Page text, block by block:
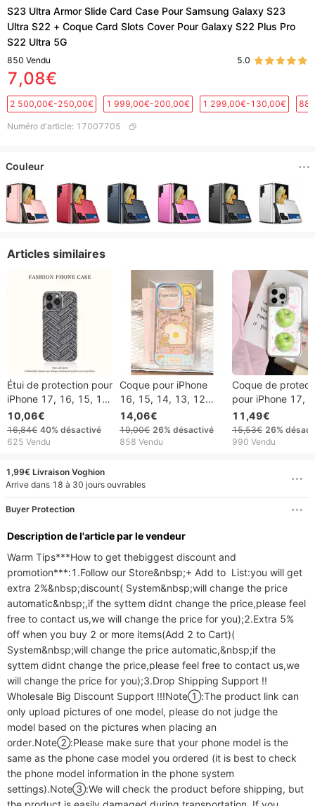
S23 Ultra Armor Slide Card Case Pour Samsung Galaxy S23
Ultra S22 + Coque Card Slots Cover Pour Galaxy S22 Plus Pro
S22 Ultra 5G
850 Vendu 5.0
7,08€
2 500,00€-250,00€ 1 999,00€-200,00€ 1 299,00€-130,00€
Numéro d'article: 17007705
Couleur
Articles similaires
Étui de protection pour
iPhone 17, 16, 15, 14,
13, 12, 11 Pro, Pro
Max Plus, 16 Premium
Sense, en maille
P80, Xiaomi Filin 15,
Vivoppo
10,06€
16,84€ 40% désactivé
625 Vendu
Coque pour iPhone
16, 15, 14, 13, 12
Pro, Pro Max Plus,
motif ours en pain,
iPhone 15 Pro,
transparente
14,06€
19,00€ 26% désactivé
858 Vendu
Coque de
pour iPhone 17,
15, 14, 13 et 12
pouces, motif
verte, compatible
époxy
avec large
compatible avec
11,49€
15,53€ 26%
990 Vendu
1,99€ Livraison Voghion
Arrive dans 18 à 30 jours ouvrables
Buyer Protection
Description de l'article par le vendeur
Warm Tips***How to get thebiggest discount and
promotion***:1.Follow our Store&nbsp;+ Add to  List:you will get
extra 2%&nbsp;discount( System&nbsp;will change the price
automatic&nbsp;,if the syttem didnt change the price,please feel
free to contact us,we will change the price for you);2.Extra 5%
off when you buy 2 or more items(Add 2 to Cart)(
System&nbsp;will change the price automatic,&nbsp;if the
syttem didnt change the price,please feel free to contact us,we
will change the price for you);3.Drop Shipping Support !!
Wholesale Big Discount Support !!!Note①:The product link can
only upload pictures of one model, please do not judge the
model based on the pictures when placing an
order.Note②:Please make sure that your phone model is the
same as the phone case model you ordered (it is best to check
the phone model information in the phone system
settings).Note③:We will check the product before shipping, but